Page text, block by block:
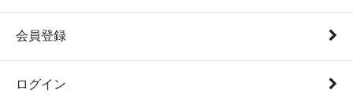
会員登録
ログイン